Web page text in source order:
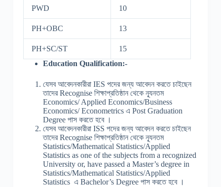
PWD 10
PH+OBC 13
PH+SC/ST
15
Education Qualification:-
যেসব আবেদনকারীরা IES পদের জন্য আবেদন করতে চাইছেন
তাদের Recognise শিক্ষাপ্রতিষ্ঠান থেকে ন্যূনতম
Economics/ Applied Economics/Business
Economics/ Econometrics এ Post Graduation
Degree পাস করতে হবে ।
যেসব আবেদনকারীরা ISS পদের জন্য আবেদন করতে চাইছেন
তাদের Recognise শিক্ষাপ্রতিষ্ঠান থেকে ন্যূনতম
Statistics/Mathematical Statistics/Applied
Statistics as one of the subjects from a recognized
University or, have passed a Master’s degree in
Statistics/Mathematical Statistics/Applied
Statistics এ Bachelor’s Degree পাস করতে হবে ।